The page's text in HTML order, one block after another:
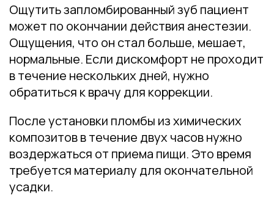
Ощутить запломбированный зуб пациент
может по окончании действия анестезии.
Ощущения, что он стал больше, мешает,
нормальные. Если дискомфорт не проходит
в течение нескольких дней, нужно
обратиться к врачу для коррекции.
После установки пломбы из химических
композитов в течение двух часов нужно
воздержаться от приема пищи. Это время
требуется материалу для окончательной
усадки.